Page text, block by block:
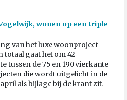
wonen op een triple
van het luxe woonproject
totaal gaat het om 42
tussen de 75 en 190 vierkante
die wordt uitgelicht in de
als bijlage bij de krant zit.